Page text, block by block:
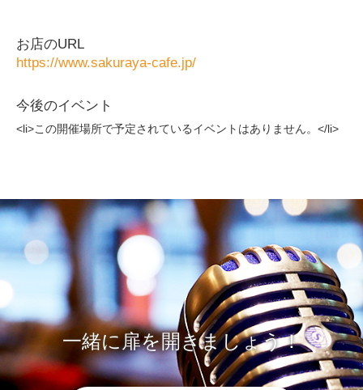
お店のURL
https://www.sakuraya-cafe.jp/
今後のイベント
<li>この開催場所で予定されているイベントはありません。</li>
一緒に扉を開きましょう！